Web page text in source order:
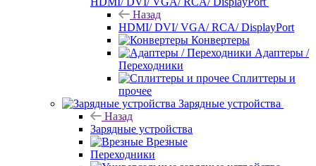
Назад
HDMI/ DVI/ VGA/ RCA/ DisplayPort
Конвертеры
Адаптеры /
Переходники
Сплиттеры и
прочее
Зарядные устройства
Назад
Зарядные устройства
Врезные
Переходники